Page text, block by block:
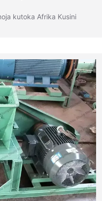
kutoka Afrika Kusini